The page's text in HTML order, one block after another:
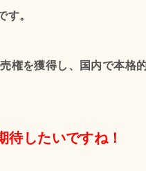
す。
権を獲得し、国内で本格
待したいですね！